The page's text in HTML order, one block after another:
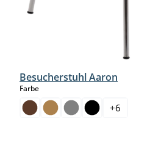
Besucherstuhl Aaron
Farbeauswählen
+6